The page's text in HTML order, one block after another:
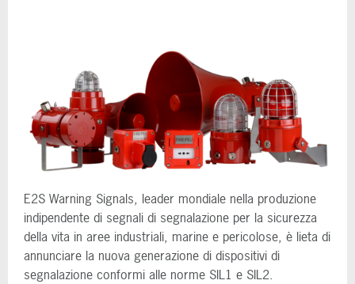
E2S Warning Signals, leader mondiale nella produzione
indipendente di segnali di segnalazione per la sicurezza
della vita in aree industriali, marine e pericolose, è lieta di
annunciare la nuova generazione di dispositivi di
segnalazione conformi alle norme SIL1 e SIL2.